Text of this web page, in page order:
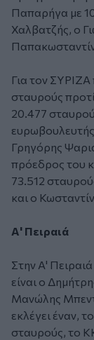
Παπαρήγα με
Χαλβατζής, ο
Για τον
σταυρούς
20.477
Γρηγόρης
πρόεδρος του
73.512
και ο
Α' Πειραιά
Στην Α'
είναι ο
Μανώλης
εκλέγει έναν,
σταυρούς, το